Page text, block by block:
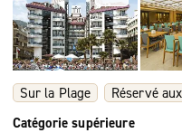
Sur la Plage Réservé
Catégorie supérieure